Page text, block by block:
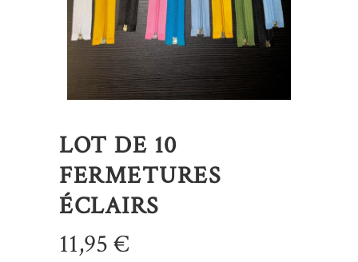
LOT DE 10
FERMETURES
ÉCLAIRS
11,95€